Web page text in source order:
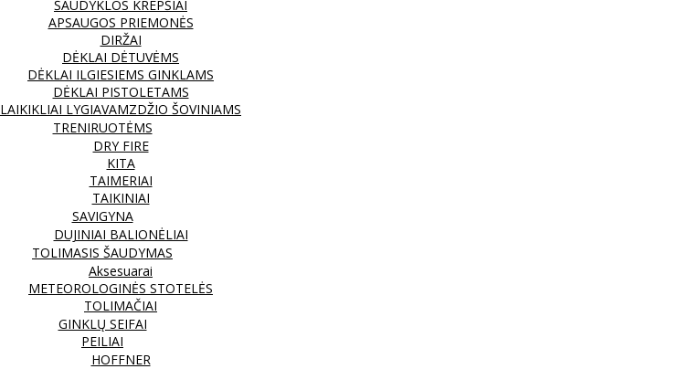
ŠAUDYKLOS KREPŠIAI
APSAUGOS PRIEMONĖS
DIRŽAI
DĖKLAI DĖTUVĖMS
DĖKLAI ILGIESIEMS GINKLAMS
DĖKLAI PISTOLETAMS
LAIKIKLIAI LYGIAVAMZDŽIO ŠOVINIAMS
TRENIRUOTĖMS
DRY FIRE
KITA
TAIMERIAI
TAIKINIAI
SAVIGYNA
DUJINIAI BALIONĖLIAI
TOLIMASIS ŠAUDYMAS
Aksesuarai
METEOROLOGINĖS STOTELĖS
TOLIMAČIAI
GINKLŲ SEIFAI
PEILIAI
HOFFNER